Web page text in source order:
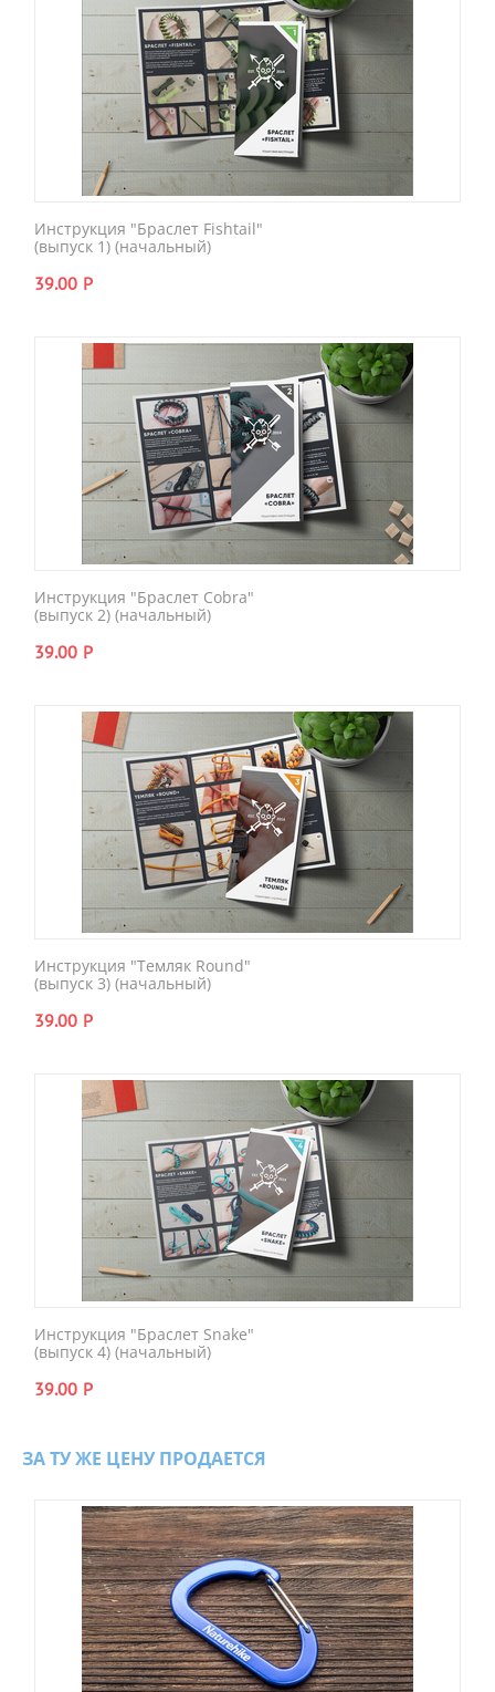
Инструкция "Браслет Fishtail"
(выпуск 1) (начальный)
39.00 Р
Инструкция "Браслет Cobra"
(выпуск 2) (начальный)
39.00 Р
Инструкция "Темляк Round"
(выпуск 3) (начальный)
39.00 Р
Инструкция "Браслет Snake"
(выпуск 4) (начальный)
39.00 Р
ЗА ТУ ЖЕ ЦЕНУ ПРОДАЕТСЯ